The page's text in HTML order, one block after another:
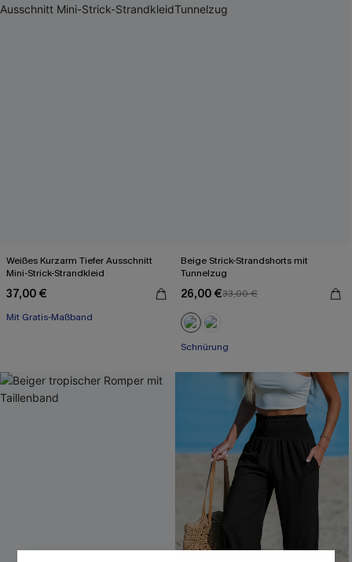
Weißes Kurzarm Tiefer Ausschnitt
Mini-Strick-Strandkleid
37,00 €
Mit Gratis-Maßband
Beige Strick-Strandshorts mit
Tunnelzug
26,00 €33,00 €
Schnürung